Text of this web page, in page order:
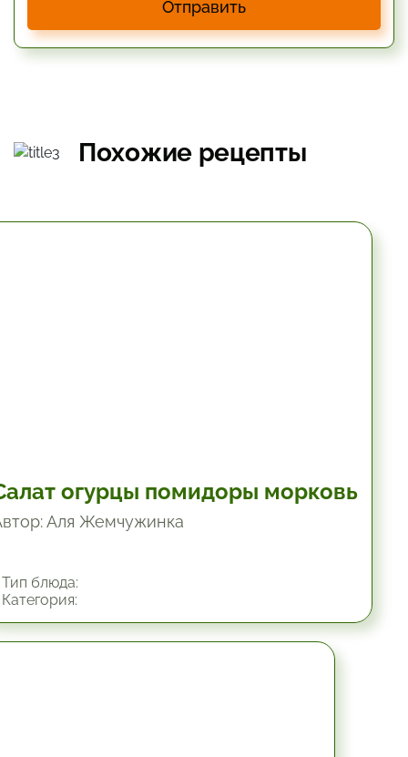
Отправить
Похожие рецепты
огурцы помидоры морковь
Аля Жемчужинка
блюда: